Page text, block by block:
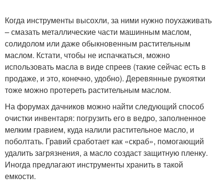
Когда инструменты высохли, за ними нужно поухаживать
– смазать металлические части машинным маслом,
солидолом или даже обыкновенным растительным
маслом. Кстати, чтобы не испачкаться, можно
использовать масла в виде спреев (такие сейчас есть в
продаже, и это, конечно, удобно). Деревянные рукоятки
тоже можно протереть растительным маслом.
На форумах дачников можно найти следующий способ
очистки инвентаря: погрузить его в ведро, заполненное
мелким гравием, куда налили растительное масло, и
поболтать. Гравий сработает как «скраб», помогающий
удалить загрязнения, а масло создаст защитную пленку.
Иногда предлагают инструменты хранить в такой
емкости.